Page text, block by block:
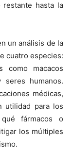
hasta la
un análisis de la
cuatro especies:
como macacos
seres humanos.
médicas,
utilidad para los
fármacos o
los múltiples